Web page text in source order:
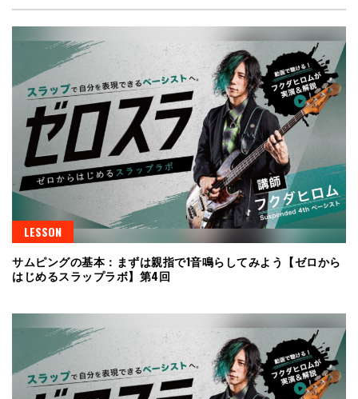
LESSON
サムピングの基本：まずは親指で1音鳴らしてみよう【ゼロから
はじめるスラップラボ】第4回